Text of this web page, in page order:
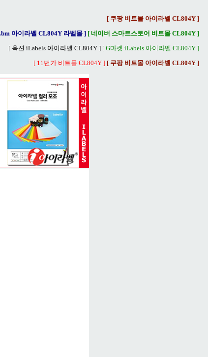
[ 쿠팡 비트몰 아이라벨 CL804Y ]
아이라벨 CL804Y 라벨몰 ] [ 네이버 스마트스토어 비트몰 CL804Y ]
[ 옥션 iLabels 아이라벨 CL804Y ] [ G마켓 iLabels 아이라벨 CL804Y ]
[ 11번가 비트몰 CL804Y ] [ 쿠팡 비트몰 아이라벨 CL804Y ]